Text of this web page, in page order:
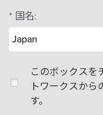
* 国名:
このボックスを
トワークスか
す。